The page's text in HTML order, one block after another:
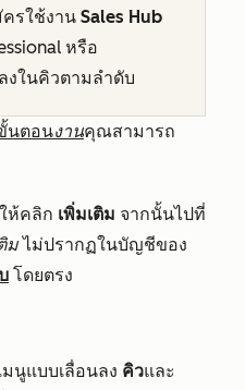
รใช้งาน Sales Hub
หรือ
งในคิวตามลำดับ
นตอนงานคุณสามารถ
ห้คลิก เพิ่มเติม จากนั้นไปที่
มไม่ปรากฏในบัญชีของ
โดยตรง
นูแบบเลื่อนลง คิวและ